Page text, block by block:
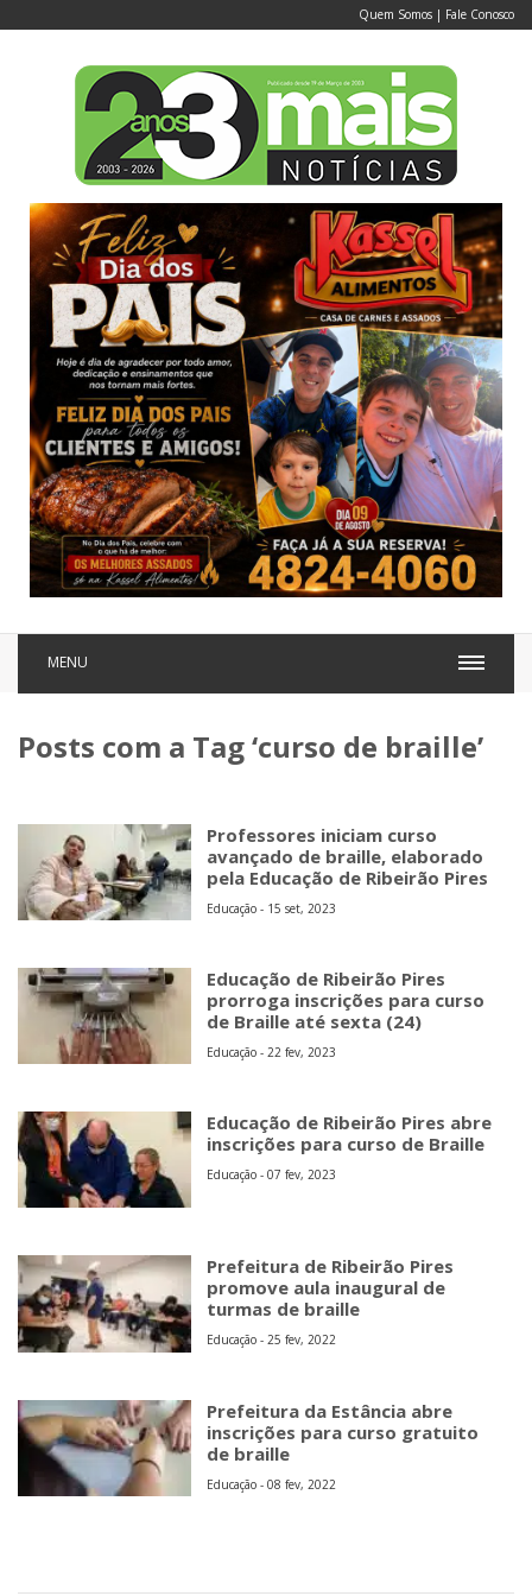
Quem Somos | Fale Conosco
MENU
Posts com a Tag ‘curso de braille’
Professores iniciam curso
avançado de braille, elaborado
pela Educação de Ribeirão Pires
Educação - 15 set, 2023
Educação de Ribeirão Pires
prorroga inscrições para curso
de Braille até sexta (24)
Educação - 22 fev, 2023
Educação de Ribeirão Pires abre
inscrições para curso de Braille
Educação - 07 fev, 2023
Prefeitura de Ribeirão Pires
promove aula inaugural de
turmas de braille
Educação - 25 fev, 2022
Prefeitura da Estância abre
inscrições para curso gratuito
de braille
Educação - 08 fev, 2022